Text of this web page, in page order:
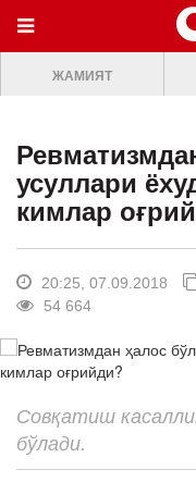
МЕНЮ
ONLINE TV
ЖАМИЯТ
ОЛАМ
ШОУ-БИЗНЕС
Премьера
Клип
Кино
ЖАМИЯТ
усуллари
кимлар
20:25, 07.09.2018
54 664
Совқатиш
бўлади.